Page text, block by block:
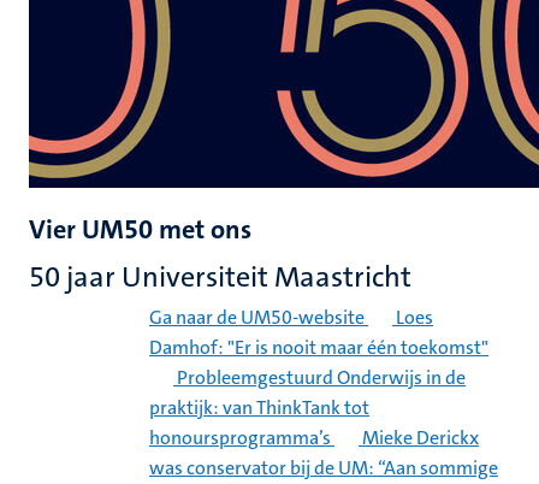
Vier UM50 met ons
50 jaar Universiteit Maastricht
Ga naar de UM50-website
Loes
Damhof: "Er is nooit maar één toekomst"
Probleemgestuurd Onderwijs in de
praktijk: van ThinkTank tot
honoursprogramma’s
Mieke Derickx
was conservator bij de UM: “Aan sommige